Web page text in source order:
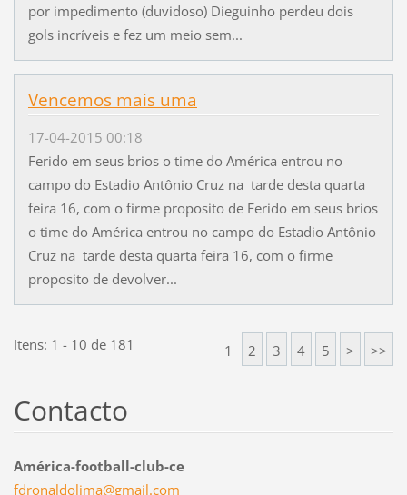
por impedimento (duvidoso) Dieguinho perdeu dois
gols incríveis e fez um meio sem...
Vencemos mais uma
17-04-2015 00:18
Ferido em seus brios o time do América entrou no
campo do Estadio Antônio Cruz na tarde desta quarta
feira 16, com o firme proposito de Ferido em seus brios
o time do América entrou no campo do Estadio Antônio
Cruz na tarde desta quarta feira 16, com o firme
proposito de devolver...
Itens: 1 - 10 de 181 1 2 3 4 5 > >>
Contacto
América-football-club-ce
fdronaldolima@gmail.com